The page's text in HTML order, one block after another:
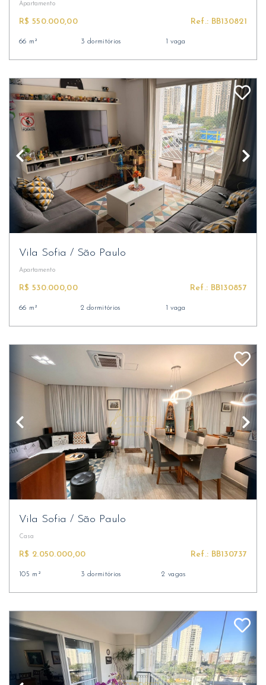
Apartamento
R$ 550.000,00 Ref.: BB130821
66 m² 3 dormitórios 1 vaga
Vila Sofia/ São Paulo
Apartamento
R$ 530.000,00 Ref.: BB130857
66 m² 2 dormitórios 1 vaga
Vila Sofia/ São Paulo
Casa
R$ 2.050.000,00 Ref.: BB130737
105 m² 3 dormitórios 2 vagas